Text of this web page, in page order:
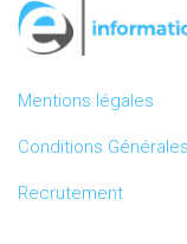
Mentions légales
Conditions
Recrutement